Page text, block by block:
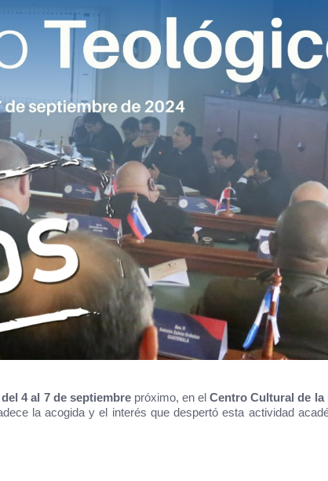
4 al 7 de septiembrepróximo, en elCentro Cultural de
la acogida y el interés que despertó esta actividad